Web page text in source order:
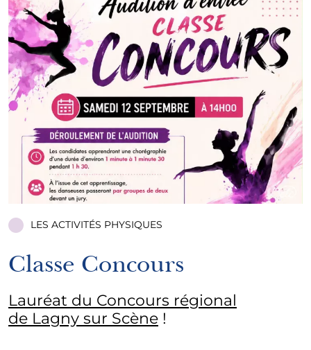
LES ACTIVITÉS PHYSIQUES
Classe Concours
Lauréat du Concours régional
de Lagny sur Scène !